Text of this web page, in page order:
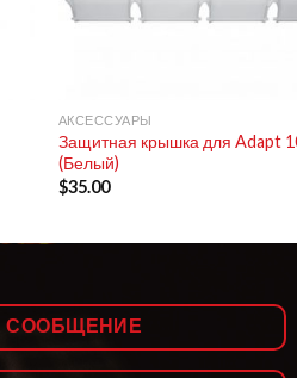
АКСЕССУАРЫ
Защитная крышка для Adapt
(Белый)
$35.00
СООБЩЕНИЕ